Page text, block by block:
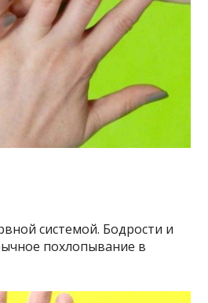
системой. Бодрости и
похлопывание в